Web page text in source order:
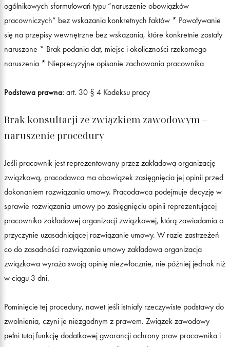
ogólnikowych sformułowań typu “naruszenie obowiązków
pracowniczych” bez wskazania konkretnych faktów * Powoływanie
się na przepisy wewnętrzne bez wskazania, które konkretnie zostały
naruszone * Brak podania dat, miejsc i okoliczności rzekomego
naruszenia * Nieprecyzyjne opisanie zachowania pracownika
Podstawa prawna: art. 30 § 4 Kodeksu pracy
Brak konsultacji ze związkiem zawodowym –
naruszenie procedury
Jeśli pracownik jest reprezentowany przez zakładową organizację
związkową, pracodawca ma obowiązek zasięgnięcia jej opinii przed
dokonaniem rozwiązania umowy. Pracodawca podejmuje decyzję w
sprawie rozwiązania umowy po zasięgnięciu opinii reprezentującej
pracownika zakładowej organizacji związkowej, którą zawiadamia o
przyczynie uzasadniającej rozwiązanie umowy. W razie zastrzeżeń
co do zasadności rozwiązania umowy zakładowa organizacja
związkowa wyraża swoją opinię niezwłocznie, nie później jednak niż
w ciągu 3 dni.
Pominięcie tej procedury, nawet jeśli istniały rzeczywiste podstawy do
zwolnienia, czyni je niezgodnym z prawem. Związek zawodowy
pełni tutaj funkcję dodatkowej gwarancji ochrony praw pracownika i